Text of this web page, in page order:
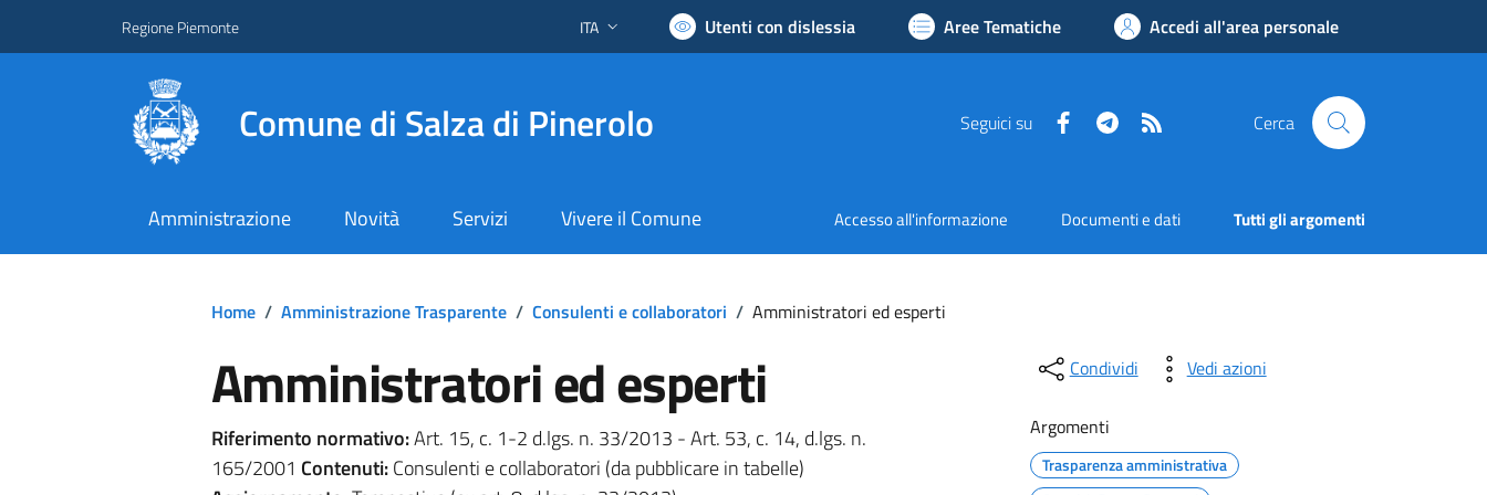
Regione Piemonte Lingua attiva:
ITA Utenti con dislessia Aree Tematiche Accedi all'area personale
Comune di Salza di Pinerolo Seguici su FacebookTelegram Cerca
Amministrazione Novità Servizi Vivere il Comune Accesso all'informazione Documenti e dati Tutti gli argomenti
Home / Amministrazione Trasparente / Consulenti e collaboratori / Amministratori ed esperti
Amministratori ed esperti
Riferimento normativo:Art. 15, c. 1-2 d.lgs. n. 33/2013 - Art. 53, c. 14, d.lgs. n.
165/2001 Contenuti:Consulenti e collaboratori (da pubblicare in tabelle)
Condividi Vedi azioni
Argomenti
Trasparenza amministrativa